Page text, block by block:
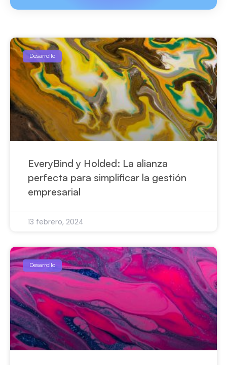
Desarrollo
EveryBind y Holded: La alianza
perfecta para simplificar la gestión
empresarial
13 febrero, 2024
Desarrollo